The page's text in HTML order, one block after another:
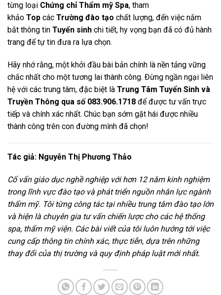
từng loại Chứng chỉ Thẩm mỹ Spa, tham
khảo Top các Trường đào tạo chất lượng, đến việc nắm
bắt thông tin Tuyển sinh chi tiết, hy vọng bạn đã có đủ hành
trang để tự tin đưa ra lựa chọn.
Hãy nhớ rằng, một khởi đầu bài bản chính là nền tảng vững
chắc nhất cho một tương lai thành công. Đừng ngần ngại liên
hệ với các trung tâm, đặc biệt là Trung Tâm Tuyển Sinh và
Truyền Thông qua số 083.906.1718 để được tư vấn trực
tiếp và chính xác nhất. Chúc bạn sớm gặt hái được nhiều
thành công trên con đường mình đã chọn!
Tác giả: Nguyễn Thị Phương Thảo
Cố vấn giáo dục nghề nghiệp với hơn 12 năm kinh nghiệm
trong lĩnh vực đào tạo và phát triển nguồn nhân lực ngành
thẩm mỹ. Tôi từng công tác tại nhiều trung tâm đào tạo lớn
và hiện là chuyên gia tư vấn chiến lược cho các hệ thống
spa, thẩm mỹ viện. Các bài viết của tôi luôn hướng tới việc
cung cấp thông tin chính xác, thực tiễn, dựa trên những
thay đổi của thị trường và quy định pháp luật mới nhất.